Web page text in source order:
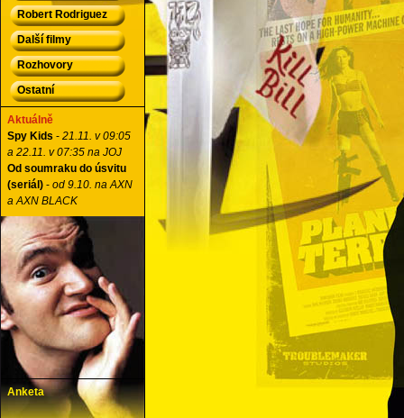
Robert Rodriguez
Další filmy
Rozhovory
Ostatní
Aktuálně
Spy Kids - 21.11. v 09:05
a 22.11. v 07:35 na JOJ
Od soumraku do úsvitu
(seriál) - od 9.10. na AXN
a AXN BLACK
Anketa